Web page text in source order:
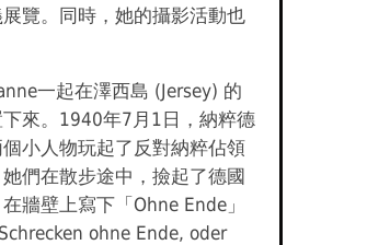
覽。同時，她的攝影活動也
一起在澤西島 (Jersey) 的
下來。1940年7月1日，納粹德
小人物玩起了反對納粹佔領
們在散步途中，撿起了德國
牆壁上寫下「Ohne Ende」
ohne Ende, oder